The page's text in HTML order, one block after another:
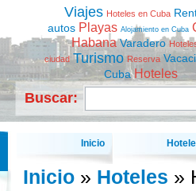
Viajes Hoteles en Cuba
autos Playas Alojamiento en Cuba
Habana Varadero
ciudad Turismo Reserva
Cuba Hoteles
Buscar:
Inicio
Inicio» Hoteles »